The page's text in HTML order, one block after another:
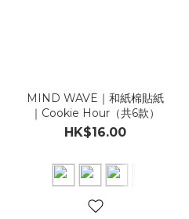
MIND WAVE｜和紙棉貼紙
｜Cookie Hour（共6款）
HK$16.00